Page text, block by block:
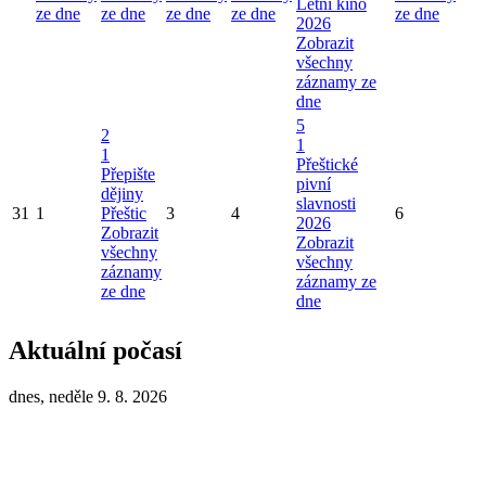
ze dne
ze dne
ze dne
ze dne
Letní kino
2026
Zobrazit
všechny
záznamy ze
dne
ze dne
31 1
2
1
Přepište
dějiny
Přeštic
Zobrazit
všechny
záznamy
ze dne
3 4
5
1
Přeštické
pivní
slavnosti
2026
Zobrazit
všechny
záznamy ze
dne
6
Aktuální počasí
dnes, neděle 9. 8. 2026